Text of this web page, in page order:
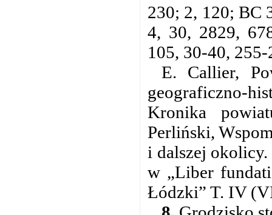
230; 2, 120; BC
4, 30, 2829,
105, 30-40, 255-
E. Callier,
geograficzno-
Kronika
Perliński,
i dalszej okolicy.
w „Liber
Łódzki” T. IV